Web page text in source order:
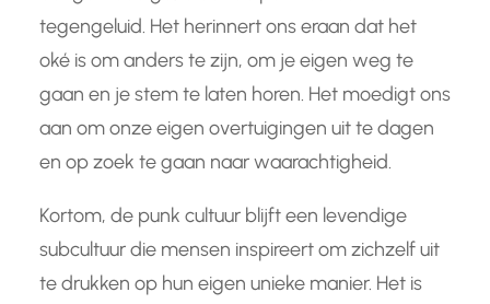
tegengeluid. Het herinnert ons eraan dat het
oké is om anders te zijn, om je eigen weg te
gaan en je stem te laten horen. Het moedigt ons
aan om onze eigen overtuigingen uit te dagen
en op zoek te gaan naar waarachtigheid.
Kortom, de punk cultuur blijft een levendige
subcultuur die mensen inspireert om zichzelf uit
te drukken op hun eigen unieke manier. Het is